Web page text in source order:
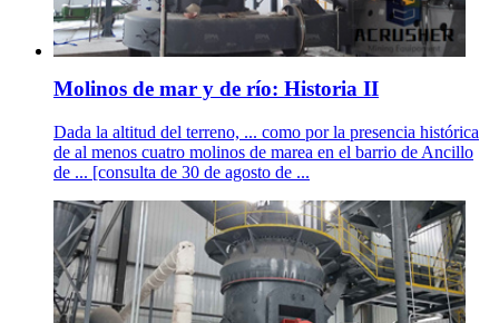
Molinos de mar y de río: Historia II
Dada la altitud del terreno, ... como por la presencia histórica
de al menos cuatro molinos de marea en el barrio de Ancillo
de ... [consulta de 30 de agosto de ...